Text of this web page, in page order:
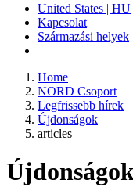
United States | HU
Kapcsolat
Származási helyek
Home
NORD Csoport
Legfrissebb hírek
Újdonságok
articles